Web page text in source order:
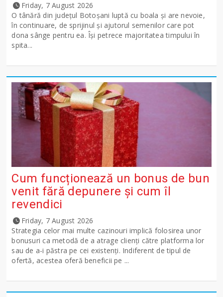
Friday, 7 August 2026
O tânără din județul Botoșani luptă cu boala și are nevoie,
în continuare, de sprijinul și ajutorul semenilor care pot
dona sânge pentru ea. Își petrece majoritatea timpului în
spita...
Cum funcționează un bonus de bun
venit fără depunere și cum îl
revendici
Friday, 7 August 2026
Strategia celor mai multe cazinouri implică folosirea unor
bonusuri ca metodă de a atrage clienți către platforma lor
sau de a-i păstra pe cei existenți. Indiferent de tipul de
ofertă, acestea oferă beneficii pe ...